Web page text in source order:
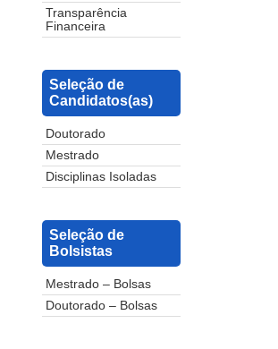
Transparência
Financeira
Seleção de
Candidatos(as)
Doutorado
Mestrado
Disciplinas Isoladas
Seleção de
Bolsistas
Mestrado – Bolsas
Doutorado – Bolsas